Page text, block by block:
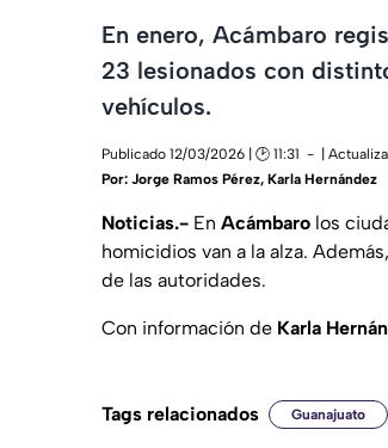
En enero, Acámbaro
23 lesionados con
vehículos.
Publicado 12/03/2026 | 🕑 11:31
|
Por: Jorge Ramos Pérez, Karla Hernández
Noticias.- En Acámbaro los
homicidios van a la alza.
de las autoridades.
Con información de Karla
Tags relacionados Guanajuato